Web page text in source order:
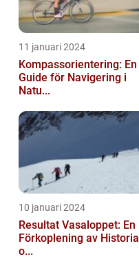
11 januari 2024
Kompassorientering: En
Guide för Navigering i
Natu...
10 januari 2024
Resultat Vasaloppet: En
Förkoplening av Historia
o...